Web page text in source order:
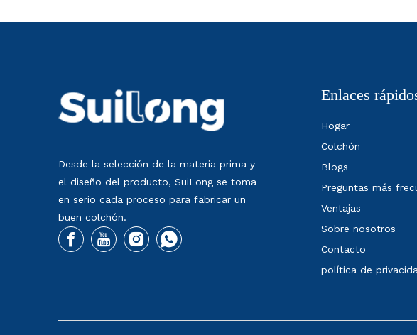
Desde la selección de la materia prima y
el diseño del producto, SuiLong se toma
en serio cada proceso para fabricar un
buen colchón.
Enlaces
Hogar
Colchón
Blogs
Preguntas más
Ventajas
Sobre nosotros
Contacto
política de